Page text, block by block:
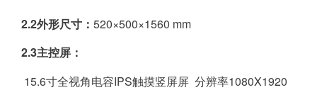
2.2外形尺寸： 520×500×1560 mm
2.3主控屏：
15.6寸全视角电容IPS触摸竖屏屏 分辨率1080X1920